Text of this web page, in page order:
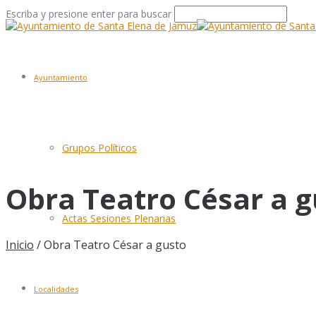
Escriba y presione enter para buscar
Ayuntamiento
Grupos Políticos
Actas Sesiones Plenarias
Localidades
Obra Teatro César a
Inicio /Obra Teatro César a gusto